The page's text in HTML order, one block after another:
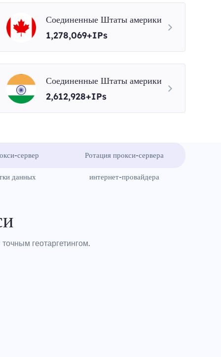
Соединенные Штаты америки
1,278,069+IPs
Соединенные Штаты америки
2,612,928+IPs
сервер
данных
Ротация прокси-сервера
интернет-провайдера
геотаргетингом.